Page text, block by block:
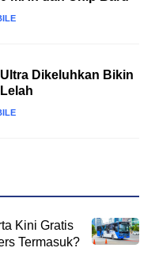
Dikeluhkan Bikin
Kini Gratis
Termasuk?